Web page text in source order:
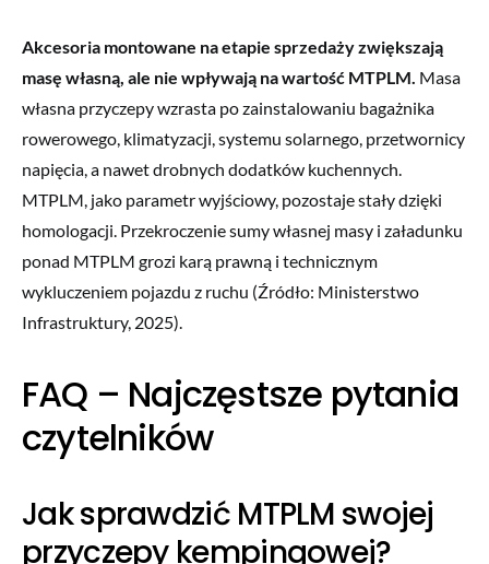
Akcesoria montowane na etapie sprzedaży zwiększają
masę własną, ale nie wpływają na wartość MTPLM. Masa
własna przyczepy wzrasta po zainstalowaniu bagażnika
rowerowego, klimatyzacji, systemu solarnego, przetwornicy
napięcia, a nawet drobnych dodatków kuchennych.
MTPLM, jako parametr wyjściowy, pozostaje stały dzięki
homologacji. Przekroczenie sumy własnej masy i załadunku
ponad MTPLM grozi karą prawną i technicznym
wykluczeniem pojazdu z ruchu (Źródło: Ministerstwo
Infrastruktury, 2025).
FAQ – Najczęstsze pytania
czytelników
Jak sprawdzić MTPLM swojej
przyczepy kempingowej?